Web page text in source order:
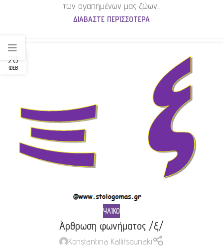
των αγαπημένων μας ζώων...
ΔΙΑΒΆΣΤΕ ΠΕΡΙΣΣΌΤΕΡΑ
28
ΦΕΒ
ΥΛΙΚΌ
Άρθρωση φωνήματος /ξ/
Konstantina Kallitsounaki